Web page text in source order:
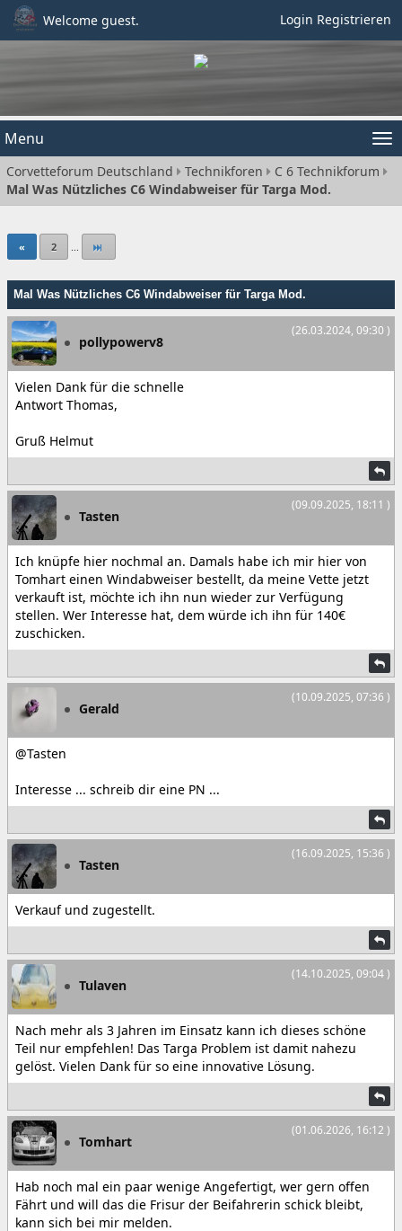
Welcome guest. Login Registrieren
Menu
Corvetteforum Deutschland Technikforen
C 6 Technikforum
Mal Was Nützliches C6 Windabweiser für Targa Mod.
« 2 ...
Mal Was Nützliches C6 Windabweiser für Targa Mod.
(26.03.2024, 09:30 )
pollypowerv8
Vielen Dank für die schnelle
Antwort Thomas,
Gruß Helmut
(09.09.2025, 18:11 )
Tasten
Ich knüpfe hier nochmal an. Damals habe ich mir hier von
Tomhart einen Windabweiser bestellt, da meine Vette jetzt
verkauft ist, möchte ich ihn nun wieder zur Verfügung
stellen. Wer Interesse hat, dem würde ich ihn für 140€
zuschicken.
(10.09.2025, 07:36 )
Gerald
@Tasten
Interesse ... schreib dir eine PN ...
(16.09.2025, 15:36 )
Tasten
Verkauf und zugestellt.
(14.10.2025, 09:04 )
Tulaven
Nach mehr als 3 Jahren im Einsatz kann ich dieses schöne
Teil nur empfehlen! Das Targa Problem ist damit nahezu
gelöst. Vielen Dank für so eine innovative Lösung.
(01.06.2026, 16:12 )
Tomhart
Hab noch mal ein paar wenige Angefertigt, wer gern offen
Fährt und will das die Frisur der Beifahrerin schick bleibt,
kann sich bei mir melden.